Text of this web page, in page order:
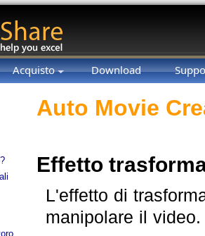
Acquisto Download
Auto Movie
Effetto
L'effetto di
manipolare il video.